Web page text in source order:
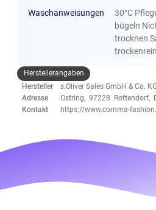
Waschanweisungen
30°C
bügeln
trocknen
Herstellerangaben
Hersteller
s.Oliver Sales GmbH & Co.
Adresse
Ostring, 97228 Rottendorf,
Kontakt
https://www.comma-